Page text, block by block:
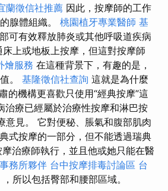
蘭徵信社推薦 因此，按摩師的工作
腺體組織。 桃園植牙專業醫師 基
可有效釋放肺炎或其他呼吸道疾病
上或地板上按摩，但這對按摩師
燴服務 在這種背景下，有趣的是，
。 基隆徵信社查詢 這就是為什麼
的機構更喜歡只使用“經典按摩”這
治療已經屬於治療性按摩和淋巴按
意見。 它對便秘、脹氣和腹部肌肉
式按摩的一部分，但不能透過瑞典
治療師執行，並且他或她只能在醫
務所夥伴 台中按摩排毒討論區 台
所以包括臀部和腰部區域。